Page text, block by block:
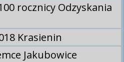
rocznicy Odzyskania
Krasienin
Jakubowice